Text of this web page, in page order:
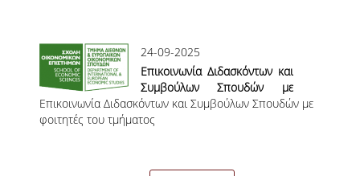
ΔΙΠΛΩΜΑΤΙΚΩΝ ΕΡΓΑΣΙΩΝ
ΣΕΜΙΝΑΡΙΑ ΒΙΒΛΙΟΘΗΚΗΣ ΟΠΑ
ΓΙΑ ΤΗ ΔΙΠΛΩΜΑΤΙΚΗ ΕΡΓΑΣΙΑ
ΣΤΟ ΔΕΟΣ
24-09-2025
Επικοινωνία Διδασκόντων και
Συμβούλων Σπουδών με
φοιτητές του τμήματος |
Χειμερινό Εξάμηνο 2025-26
Επικοινωνία Διδασκόντων και Συμβούλων Σπουδών με
φοιτητές του τμήματος